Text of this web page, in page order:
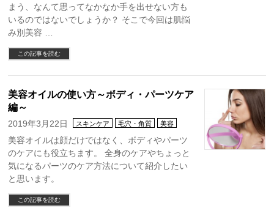
まう、なんて思ってなかなか手を出せない方も
いるのではないでしょうか？ そこで今回は肌悩
み別美容 …
この記事を読む
美容オイルの使い方～ボディ・パーツケア
編～
2019年3月22日 スキンケア 毛穴・角質 美容
美容オイルは顔だけではなく、ボディやパーツ
のケアにも役立ちます。 全身のケアやちょっと
気になるパーツのケア方法について紹介したい
と思います。
この記事を読む